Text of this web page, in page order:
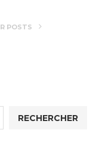
POSTS
RECHERCHER